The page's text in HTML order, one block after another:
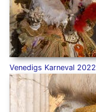
Venedigs Karneval 2022